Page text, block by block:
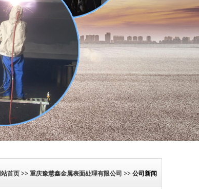
站首页 >> 重庆豫慧鑫金属表面处理有限公司 >> 公司新闻